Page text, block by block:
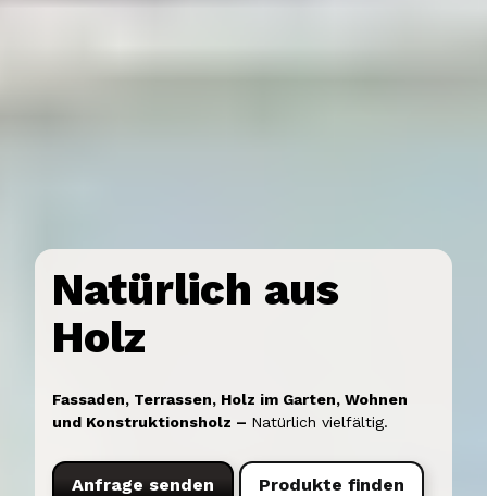
Natürlich aus
Holz
Fassaden, Terrassen, Holz im Garten, Wohnen
und Konstruktionsholz – Natürlich vielfältig.
Anfrage senden Produkte finden